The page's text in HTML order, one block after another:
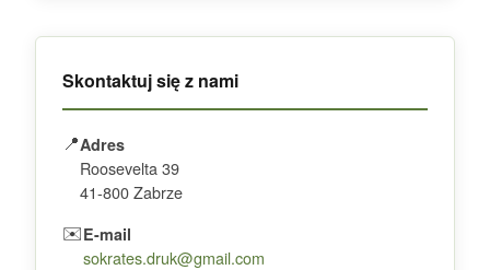
Skontaktuj się z nami
📍Adres
Roosevelta 39
41-800 Zabrze
✉️E-mail
sokrates.druk@gmail.com